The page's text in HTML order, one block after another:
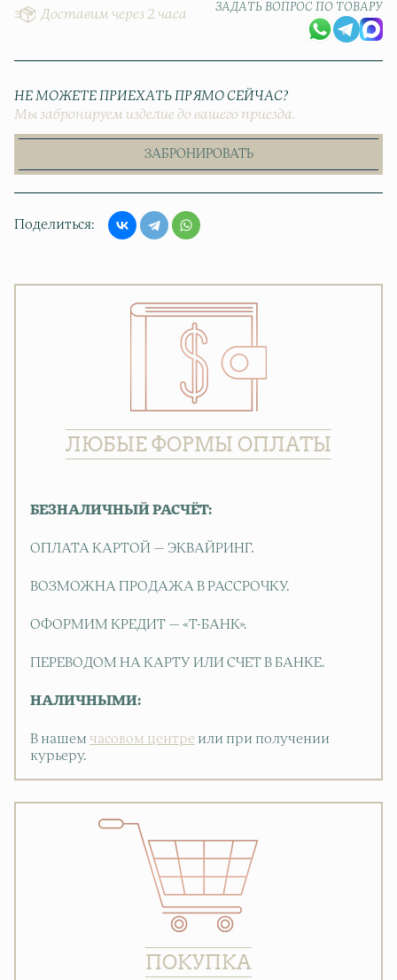
Доставим через 2 часа
ЗАДАТЬ ВОПРОС ПО ТОВАРУ
НЕ МОЖЕТЕ ПРИЕХАТЬ ПРЯМО СЕЙЧАС?
Мы забронируем изделие до вашего приезда.
ЗАБРОНИРОВАТЬ
Поделиться
ЛЮБЫЕ ФОРМЫ ОПЛАТЫ
БЕЗНАЛИЧНЫЙ РАСЧЁТ:
ОПЛАТА КАРТОЙ — ЭКВАЙРИНГ.
ВОЗМОЖНА ПРОДАЖА В РАССРОЧКУ.
ОФОРМИМ КРЕДИТ — «Т-БАНК».
ПЕРЕВОДОМ НА КАРТУ ИЛИ СЧЕТ В БАНКЕ.
НАЛИЧНЫМИ:
В нашем часовом центре или при получении
курьеру.
ПОКУПКА